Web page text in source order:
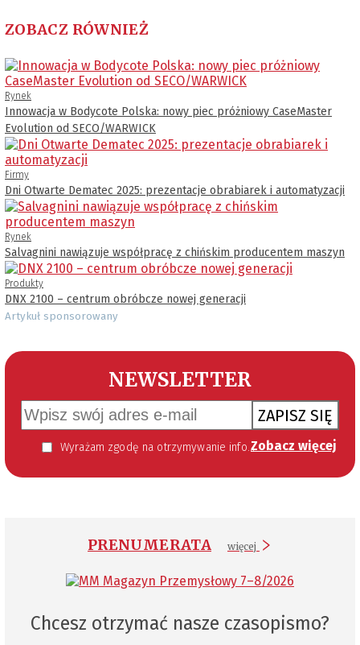
ZOBACZ RÓWNIEŻ
Rynek
Innowacja w Bodycote Polska: nowy piec próżniowy CaseMaster
Evolution od SECO/WARWICK
Firmy
Dni Otwarte Dematec 2025: prezentacje obrabiarek i automatyzacji
Rynek
Salvagnini nawiązuje współpracę z chińskim producentem maszyn
Produkty
DNX 2100 – centrum obróbcze nowej generacji
Artykuł sponsorowany
NEWSLETTER
ZAPISZ SIĘ
Wyrażam zgodę na otrzymywanie informacji handlowej kierowanej do mnie za pomocą środków komunikacji elektronicznej w szczególności poczty elektronicznej zgodnie z przepisem art. 10 ust 2 ustawy z dnia 18 lipca 2002 roku o świadczeniu usług drogą elektroniczną (Dz. U. 144 z 2002 r. poz. 1204). Zgoda jest dobrowolna, jednak jej wyrażenie jest konieczne, aby otrzymywać newsletter. Zobacz więcej
PRENUMERATA więcej
Chcesz otrzymać nasze czasopismo?